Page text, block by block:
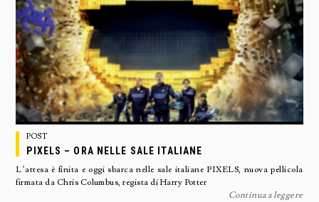
POST
PIXELS – ORA NELLE SALE ITALIANE
L’attesa è finita e oggi sbarca nelle sale italiane PIXELS, nuova pellicola
firmata da Chris Columbus, regista di Harry Potter
Continua a leggere